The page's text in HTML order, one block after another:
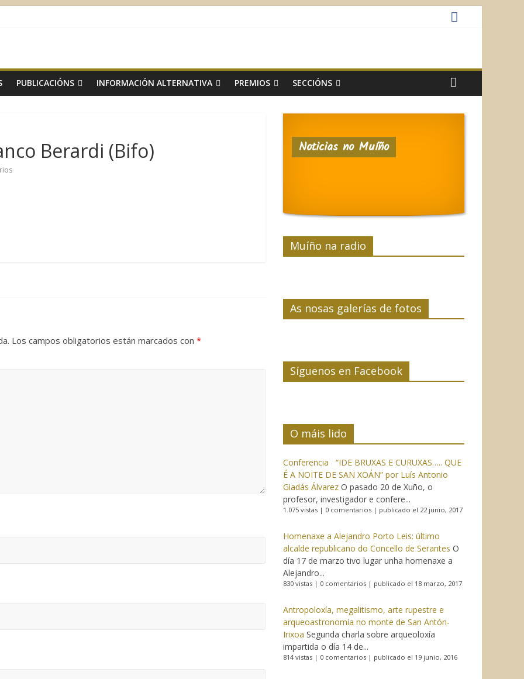
PUBLICACIÓNS INFORMACIÓN ALTERNATIVA PREMIOS SECCIÓNS
Berardi (Bifo)
Los campos obligatorios están marcados con *
Noticias no Muíño
Muíño na radio
As nosas galerías de fotos
Síguenos en Facebook
O máis lido
Conferencia “IDE BRUXAS E CURUXAS….. QUE
É A NOITE DE SAN XOÁN” por Luís Antonio
Giadás Álvarez O pasado 20 de Xuño, o
profesor, investigador e confere...
1.075 vistas | 0 comentarios | publicado el 22 junio, 2017
Homenaxe a Alejandro Porto Leis: último
alcalde republicano do Concello de Serantes O
día 17 de marzo tivo lugar unha homenaxe a
Alejandro...
830 vistas | 0 comentarios | publicado el 18 marzo, 2017
Antropoloxía, megalitismo, arte rupestre e
arqueoastronomía no monte de San Antón-
Irixoa Segunda charla sobre arqueoloxía
impartida o día 14 de...
814 vistas | 0 comentarios | publicado el 19 junio, 2016